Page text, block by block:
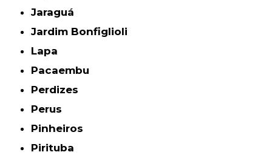
Jaraguá
Jardim Bonfiglioli
Lapa
Pacaembu
Perdizes
Perus
Pinheiros
Pirituba